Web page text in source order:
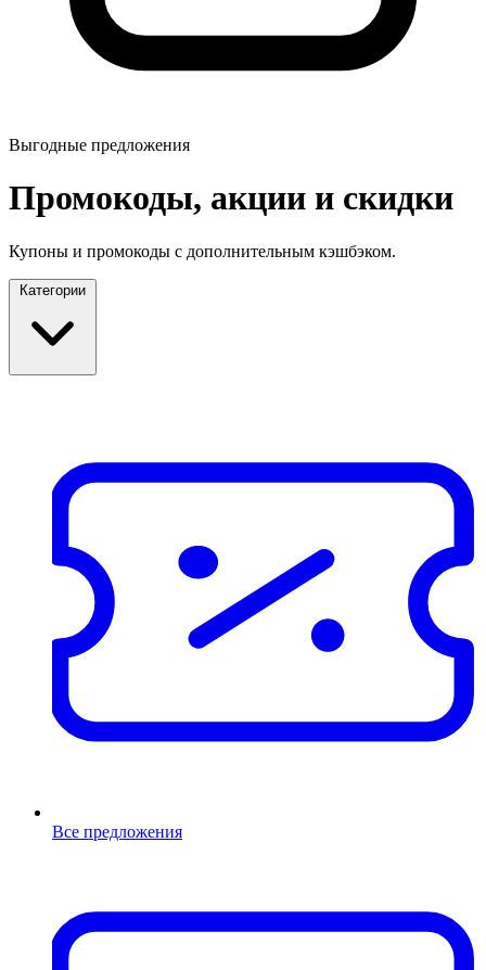
Выгодные предложения
Промокоды, акции и скидки
Купоны и промокоды с дополнительным кэшбэком.
Категории
Все предложения